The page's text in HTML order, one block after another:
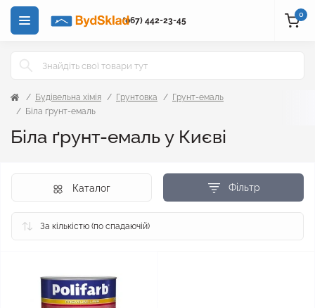
(067) 442-23-45
0
Будівельна хімія Грунтовка
Грунт-емаль
Біла ґрунт-емаль
Біла ґрунт-емаль у Києві
Фільтр
Каталог